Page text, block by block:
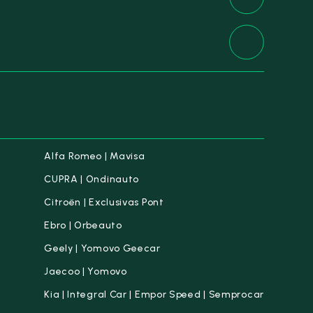
Alfa Romeo | Mavisa
CUPRA | Ondinauto
Citroën | Exclusivas Pont
Ebro | Orbeauto
Geely | Yomovo Geecar
Jaecoo | Yomovo
Kia | Integral Car | Empor Speed | Semprocar